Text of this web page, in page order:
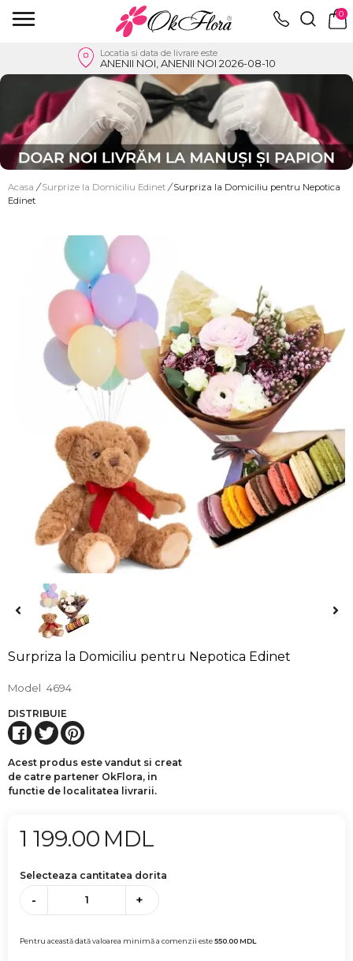
0
Locatia si data de livrare este
ANENII NOI, ANENII NOI 2026-08-10
Acasa / Surprize la Domiciliu Edinet / Surpriza la Domiciliu pentru Nepotica
Edinet
Surpriza la Domiciliu pentru Nepotica Edinet
Model 4694
DISTRIBUIE
Acest produs este vandut si creat
de catre partener OkFlora, in
functie de localitatea livrarii.
1 199.00 MDL
Selecteaza cantitatea dorita
- +
Pentru această dată valoarea minimă a comenzii este550.00MDL